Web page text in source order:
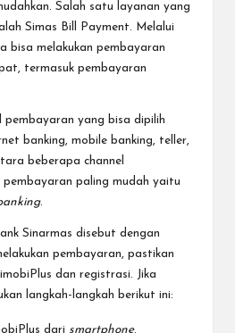
Salah satu layanan yang
Simas Bill Payment. Melalui
bisa melakukan pembayaran
termasuk pembayaran
pembayaran yang bisa dipilih
banking, mobile banking, teller,
beberapa channel
paling mudah yaitu
.
Sinarmas disebut dengan
pembayaran, pastikan
dan registrasi. Jika
langkah-langkah berikut ini:
dari smartphone.